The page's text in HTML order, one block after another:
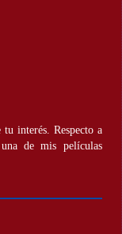
interés. Respecto a
de mis películas